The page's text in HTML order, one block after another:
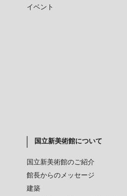
イベント
国立新美術館について
国立新美術館のご紹介
館長からのメッセージ
建築